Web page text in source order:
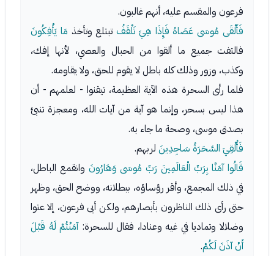
فرعون والمقسم عليه، أنهم غالبون.
فَأَلْقَى مُوسَى عَصَاهُ فَإِذَا هِيَ تَلْقَفُتبتلع وتأخذ مَا يَأْفِكُونَ
فالتفت جميع ما ألقوا من الحبال والعصي، لأنها إفك،
وكذب، وزور وذلك كله باطل لا يقوم للحق، ولا يقاومه.
فلما رأى السحرة هذه الآية العظيمة، تيقنوا - لعلمهم - أن
هذا ليس بسحر، وإنما هو آية من آيات الله، ومعجزة تنبئ
بصدق موسى، وصحة ما جاء به.
فَأُلْقِيَ السَّحَرَةُ سَاجِدِينَ لربهم.
قَالُوا آمَنَّا بِرَبِّ الْعَالَمِينَ رَبِّ مُوسَى وَهَارُونَ وانقمع الباطل،
في ذلك المجمع، وأقر رؤساؤه، ببطلانه، ووضح الحق، وظهر
حتى رأى ذلك الناظرون بأبصارهم، ولكن أبى فرعون، إلا عتوا
وضلالا وتماديا في غيه وعنادا، فقال للسحرة:آمَنْتُمْ لَهُ قَبْلَ
أَنْ آذَنَ لَكُمْ.